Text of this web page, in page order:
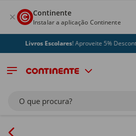
Continente
Instalar a aplicação Continente
Livros Escolares! Aproveite 5%
O que procura?